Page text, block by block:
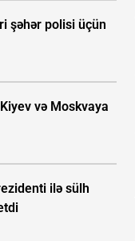
şəhər polisi üçün
və Moskvaya
ilə sülh